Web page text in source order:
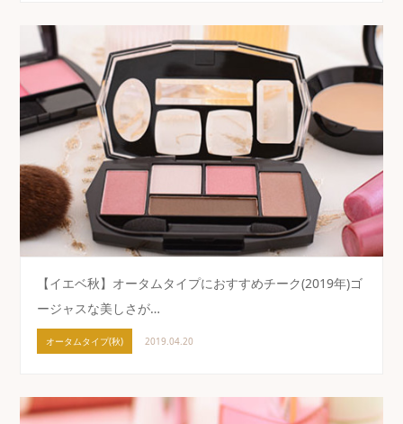
【イエベ秋】オータムタイプにおすすめチーク(2019年)ゴ
ージャスな美しさが…
オータムタイプ(秋) 2019.04.20